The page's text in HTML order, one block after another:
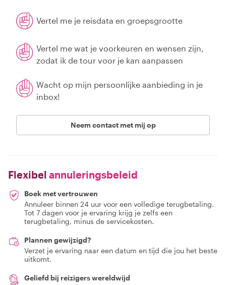
Vertel me je reisdata en groepsgrootte
Vertel me wat je voorkeuren en wensen zijn,
zodat ik de tour voor je kan aanpassen
Wacht op mijn persoonlijke aanbieding in je
inbox!
Neem contact met mij op
Flexibel annuleringsbeleid
Boek met vertrouwen
Annuleer binnen 24 uur voor een volledige terugbetaling.
Tot 7 dagen voor je ervaring krijg je zelfs een
terugbetaling, minus de servicekosten.
Plannen gewijzigd?
Verzet je ervaring naar een datum en tijd die jou het beste
uitkomt.
Geliefd bij reizigers wereldwijd